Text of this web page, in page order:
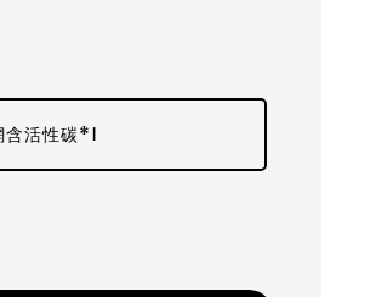
含活性碳*1